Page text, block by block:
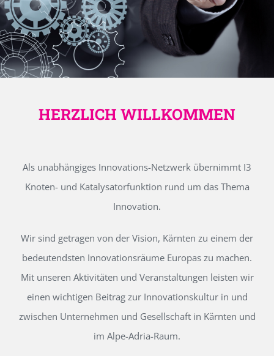
HERZLICH WILLKOMMEN
Als unabhängiges Innovations-Netzwerk übernimmt I3
Knoten- und Katalysatorfunktion rund um das Thema
Innovation.
Wir sind getragen von der Vision, Kärnten zu einem der
bedeutendsten Innovationsräume Europas zu machen.
Mit unseren Aktivitäten und Veranstaltungen leisten wir
einen wichtigen Beitrag zur Innovationskultur in und
zwischen Unternehmen und Gesellschaft in Kärnten und
im Alpe-Adria-Raum.